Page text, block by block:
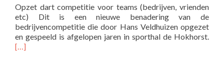
Opzet dart competitie voor teams (bedrijven, vrienden
etc) Dit is een nieuwe benadering van de
bedrijvencompetitie die door Hans Veldhuizen opgezet
en gespeeld is afgelopen jaren in sporthal de Hokhorst.
[…]